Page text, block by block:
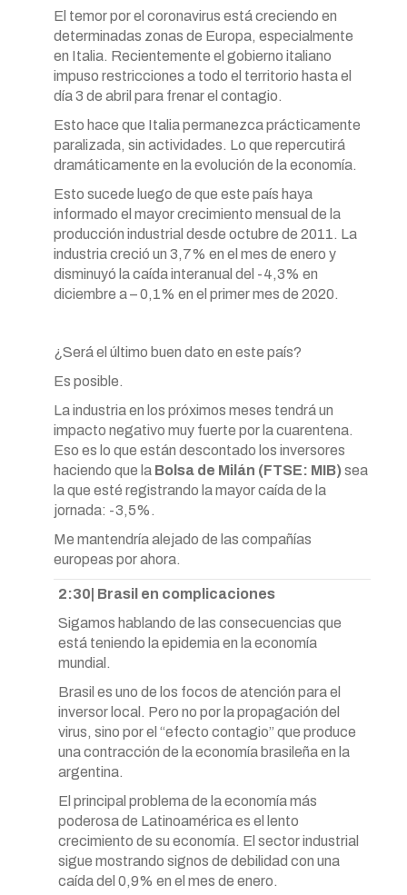
El temor por el coronavirus está creciendo en
determinadas zonas de Europa, especialmente
en Italia. Recientemente el gobierno italiano
impuso restricciones a todo el territorio hasta el
día 3 de abril para frenar el contagio.
Esto hace que Italia permanezca prácticamente
paralizada, sin actividades. Lo que repercutirá
dramáticamente en la evolución de la economía.
Esto sucede luego de que este país haya
informado el mayor crecimiento mensual de la
producción industrial desde octubre de 2011. La
industria creció un 3,7% en el mes de enero y
disminuyó la caída interanual del -4,3% en
diciembre a – 0,1% en el primer mes de 2020.
¿Será el último buen dato en este país?
Es posible.
La industria en los próximos meses tendrá un
impacto negativo muy fuerte por la cuarentena.
Eso es lo que están descontado los inversores
haciendo que la Bolsa de Milán (FTSE: MIB)sea
la que esté registrando la mayor caída de la
jornada: -3,5%.
Me mantendría alejado de las compañías
europeas por ahora.
2:30| Brasil en complicaciones
Sigamos hablando de las consecuencias que
está teniendo la epidemia en la economía
mundial.
Brasil es uno de los focos de atención para el
inversor local. Pero no por la propagación del
virus, sino por el “efecto contagio” que produce
una contracción de la economía brasileña en la
argentina.
El principal problema de la economía más
poderosa de Latinoamérica es el lento
crecimiento de su economía. El sector industrial
sigue mostrando signos de debilidad con una
caída del 0,9% en el mes de enero.